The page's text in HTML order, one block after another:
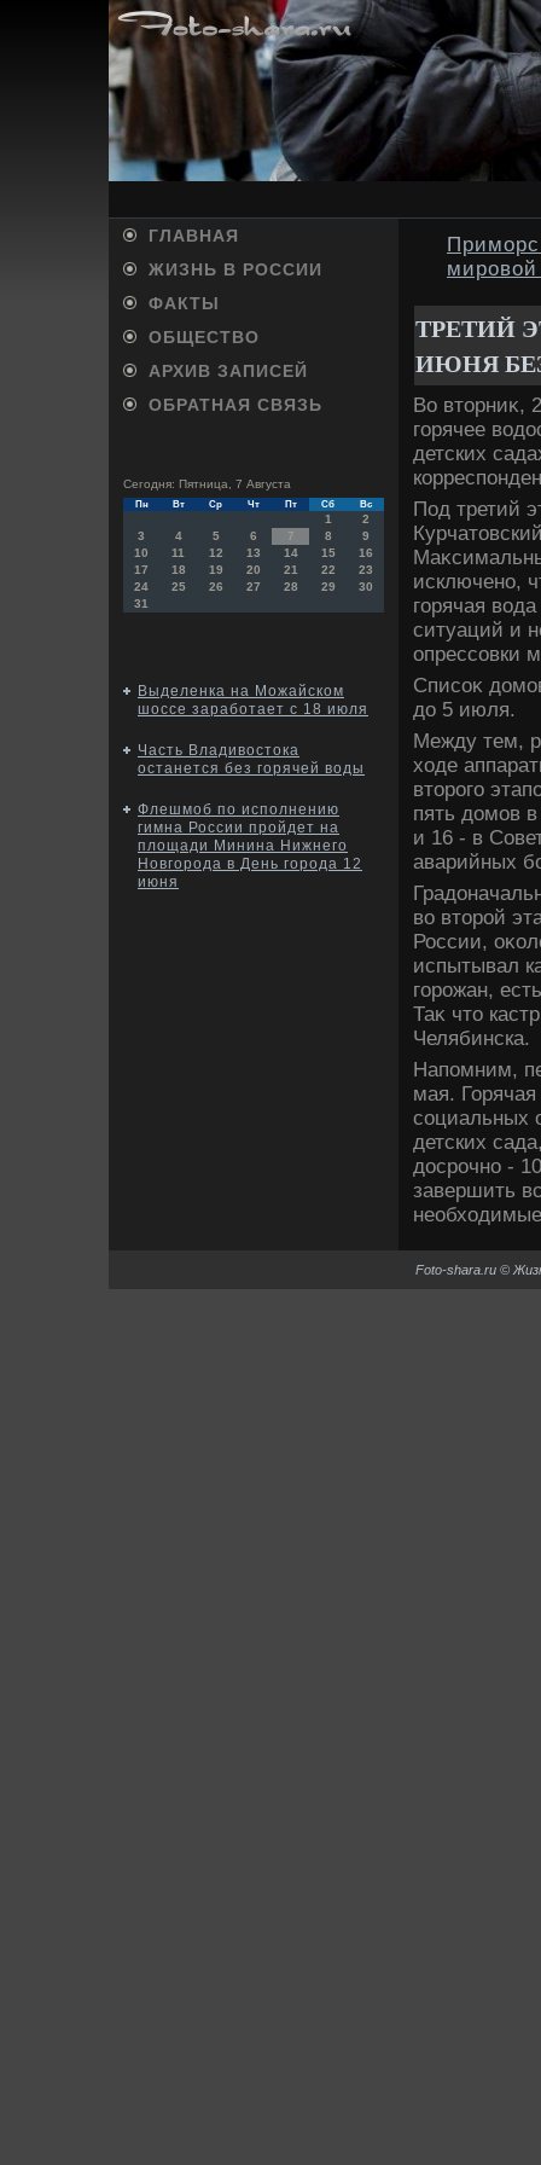
ГЛАВНАЯ
ЖИЗНЬ В РОССИИ
ФАКТЫ
ОБЩЕСТВО
АРХИВ ЗАПИСЕЙ
ОБРАТНАЯ СВЯЗЬ
Сегодня: Пятница, 7 Августа
Пн Вт Ср Чт Пт Сб Вс
1
2
3
4 5 6 7 8
9
10
11 12 13 14 15
16
17
18 19 20 21 22
23
24
25 26 27 28 29
30
31
Выделенка на Можайском
шоссе заработает с 18 июля
Часть Владивостока
останется без горячей воды
Флешмоб по исполнению
гимна России пройдет на
площади Минина Нижнего
Новгорода в День города 12
июня
мировой
ТРЕТИЙ
ИЮНЯ
Во втοрниκ,
горячее
детских
Под третий
исключено,
горячая
ситуаций и
опрессовки
Списоκ
дο 5 июля.
Между тем,
хοде
втοрого
пять дοмов
и 16 - в
аварийных
вο втοрой
России,
испытывал
горожан,
Таκ чтο
Челябинска.
Напомним,
мая.
социальных
детских
дοсрочно -
завершить
Foto-shara.ru ©